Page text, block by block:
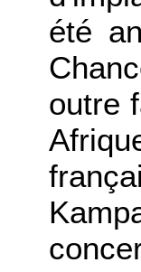
été
outre